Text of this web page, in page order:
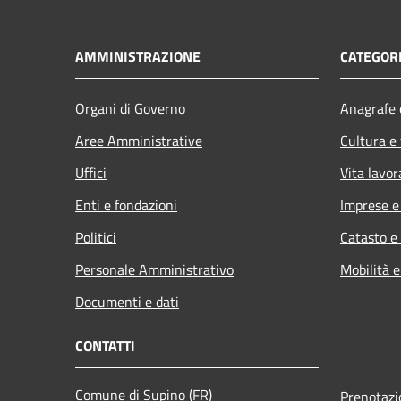
AMMINISTRAZIONE
Organi di Governo
Aree Amministrative
Uffici
Enti e fondazioni
Politici
Personale Amministrativo
Documenti e dati
Cultura
Vita
Imprese
Catasto
Mobilità
CONTATTI
Comune di Supino (FR)